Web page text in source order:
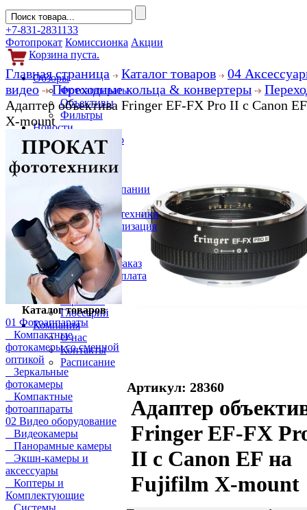
+7-831-2831133
Фотопрокат Комиссионка Акции
Корзина пуста.
Обзоры
Фотоаппараты
Объективы
Фильтры
Новости
Фото и видео
Гаджеты
Аксессуары
Слухи
Новости компании
Услуги
Прокат фототехники
Выкуп и реализация
Покупателям
Акции
Как сделать заказ
Доставка и оплата
Кредит
Гарантии
Глоссарий
Компания
О нас
Контакты
Расписание
Главная страница Каталог товаров
04
видео
Переходные кольца & конвертеры
Адаптер объектива Fringer EF-FX Pro II с Canon
X-mount
Каталог товаров
01 Фотоаппараты
Компактные
фотокамеры со сменной
оптикой
Зеркальные
фотокамеры
Компактные
фотоаппараты
02 Видео оборудование
Видеокамеры
Панорамные камеры
Экшн-камеры и
аксессуары
Коптеры и
Комплектующие
Системы
Артикул: 28360
Адаптер
Fringer EF-FX
II с Canon EF на
Fujifilm X-mount